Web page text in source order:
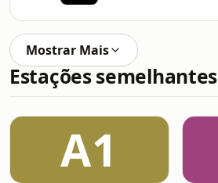
Mostrar Mais
Estações semelhantes
A1